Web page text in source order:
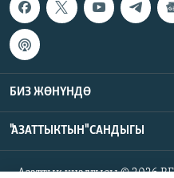
БИЗ ЖӨНҮНДӨ
"АЗАТТЫКТЫН" САНДЫГЫ
Азаттык үналгысы © 2026